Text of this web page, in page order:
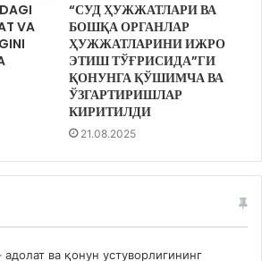
VA
“СУД ҲУЖЖАТЛАРИ ВА
БОШҚА ОРГАНЛАР
ҲУЖЖАТЛАРИНИ ИЖРО
ЭТИШ ТЎҒРИСИДА”ГИ
ҚОНУНГА ҚЎШИМЧА ВА
ЎЗГАРТИРИШЛАР
КИРИТИЛДИ
21.08.2025
адолат ва қонун устуворлигининг